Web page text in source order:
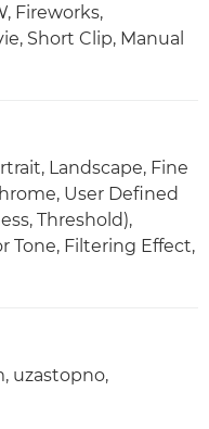
Fireworks,
Short Clip, Manual
Landscape, Fine
User Defined
Threshold),
Tone, Filtering Effect,
uzastopno,